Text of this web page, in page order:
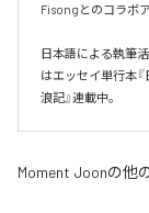
Fisongとのコラボ
日本語による執筆
はエッセイ単行本
浪記』連載中。
Moment Joonの他